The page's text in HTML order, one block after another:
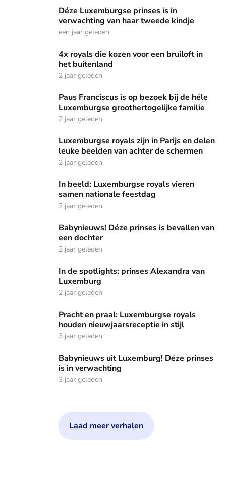
Déze Luxemburgse prinses is in verwachting van haar
Déze Luxemburgse prinses is in
verwachting van haar tweede kindje
een jaar geleden
4x royals die kozen voor een bruiloft in het buitenland
4x royals die kozen voor een bruiloft in
het buitenland
2 jaar geleden
Paus Franciscus is op bezoek bij de héle Luxemburgse
Paus Franciscus is op bezoek bij de héle
Luxemburgse groothertogelijke familie
2 jaar geleden
Luxemburgse royals zijn in Parijs en delen leuke beelden
Luxemburgse royals zijn in Parijs en delen
leuke beelden van achter de schermen
2 jaar geleden
In beeld: Luxemburgse royals vieren samen nationale
In beeld: Luxemburgse royals vieren
samen nationale feestdag
2 jaar geleden
Babynieuws! Déze prinses is bevallen van een dochter
Babynieuws! Déze prinses is bevallen van
een dochter
2 jaar geleden
In de spotlights: prinses Alexandra van Luxemburg
In de spotlights: prinses Alexandra van
Luxemburg
2 jaar geleden
Pracht en praal: Luxemburgse royals houden
Pracht en praal: Luxemburgse royals
houden nieuwjaarsreceptie in stijl
3 jaar geleden
Babynieuws uit Luxemburg! Déze prinses is in verwachting
Babynieuws uit Luxemburg! Déze prinses
is in verwachting
3 jaar geleden
Laad meer verhalen